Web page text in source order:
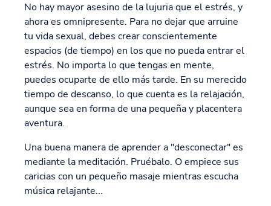
No hay mayor asesino de la lujuria que el estrés, y
ahora es omnipresente. Para no dejar que arruine
tu vida sexual, debes crear conscientemente
espacios (de tiempo) en los que no pueda entrar el
estrés. No importa lo que tengas en mente,
puedes ocuparte de ello más tarde. En su merecido
tiempo de descanso, lo que cuenta es la relajación,
aunque sea en forma de una pequeña y placentera
aventura.
Una buena manera de aprender a "desconectar" es
mediante la meditación. Pruébalo. O empiece sus
caricias con un pequeño masaje mientras escucha
música relajante...